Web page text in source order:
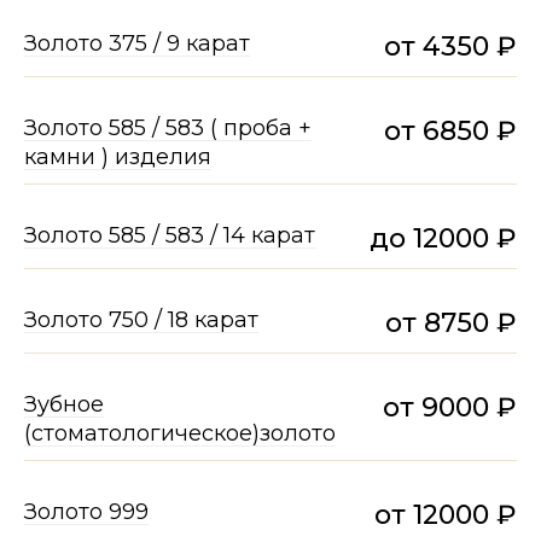
Золото 375 / 9 карат от 4350 ₽
Золото 585 / 583 ( проба +
камни ) изделия
от 6850 ₽
Золото 585 / 583 / 14 карат до 12000 ₽
Золото 750 / 18 карат от 8750 ₽
Зубное
(стоматологическое)золото
от 9000 ₽
Золото 999 от 12000 ₽